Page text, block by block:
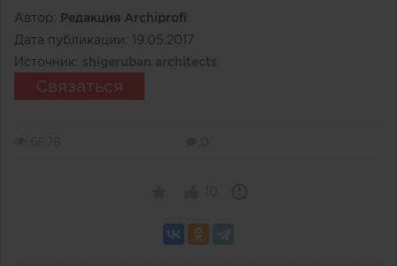
Автор: Редакция Archiprofi
Дата публикации: 19.05.2017
Источник: shigeruban architects
Связаться